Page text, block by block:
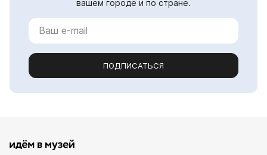
вашем городе и по стране.
ПОДПИСАТЬСЯ